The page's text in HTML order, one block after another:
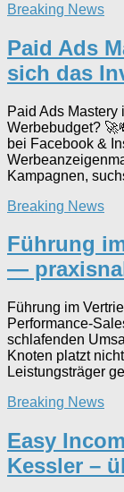
Breaking News
Paid Ads
sich das
Paid Ads Mastery
Werbebudget?
bei Facebook &
Kampagnen,
Breaking News
Führung
—
Führung im
Performance-
schlafenden
Knoten platzt
Leistungsträger
Breaking News
Easy
Kessler –